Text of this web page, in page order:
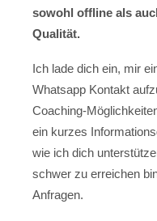
sowohl offline als
Qualität.
Ich lade dich ein, mir
Whatsapp Kontakt
Coaching-
ein kurzes
wie ich dich
schwer zu erreichen
Anfragen.